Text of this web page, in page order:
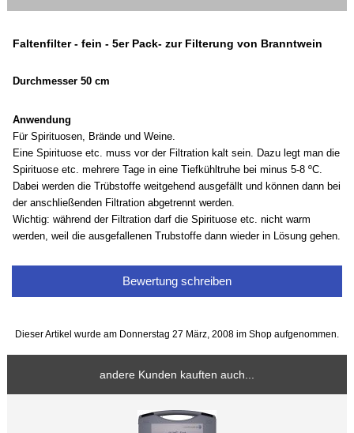
Faltenfilter - fein - 5er Pack- zur Filterung von Branntwein
Durchmesser 50 cm
Anwendung
Für Spirituosen, Brände und Weine.
Eine Spirituose etc. muss vor der Filtration kalt sein. Dazu legt man die
Spirituose etc. mehrere Tage in eine Tiefkühltruhe bei minus 5-8 ºC.
Dabei werden die Trübstoffe weitgehend ausgefällt und können dann bei
der anschließenden Filtration abgetrennt werden.
Wichtig: während der Filtration darf die Spirituose etc. nicht warm
werden, weil die ausgefallenen Trubstoffe dann wieder in Lösung gehen.
Bewertung schreiben
Dieser Artikel wurde am Donnerstag 27 März, 2008 im Shop aufgenommen.
andere Kunden kauften auch...